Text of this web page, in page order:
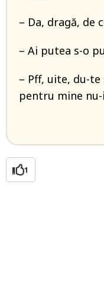
– Da, dragă, de
– Ai putea s-o
– Pff, uite, du-
pentru mine
1